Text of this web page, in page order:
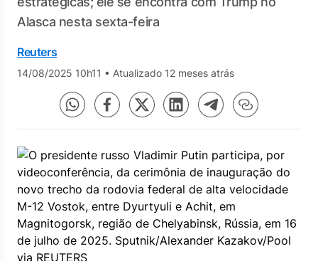
Alasca nesta sexta-feira
Reuters
14/08/2025 10h11 • Atualizado 12 meses atrás